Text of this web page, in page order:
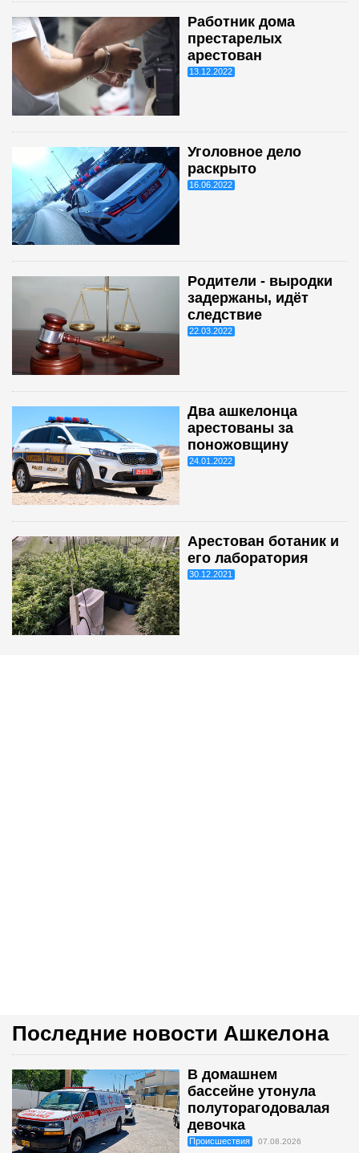
Работник дома
престарелых
арестован
13.12.2022
Уголовное дело
раскрыто
16.06.2022
Родители - выродки
задержаны, идёт
следствие
22.03.2022
Два ашкелонца
арестованы за
поножовщину
24.01.2022
Арестован ботаник и
его лаборатория
30.12.2021
Последние новости Ашкелона
В домашнем
бассейне утонула
полуторагодовалая
девочка
Происшествия 07.08.2026